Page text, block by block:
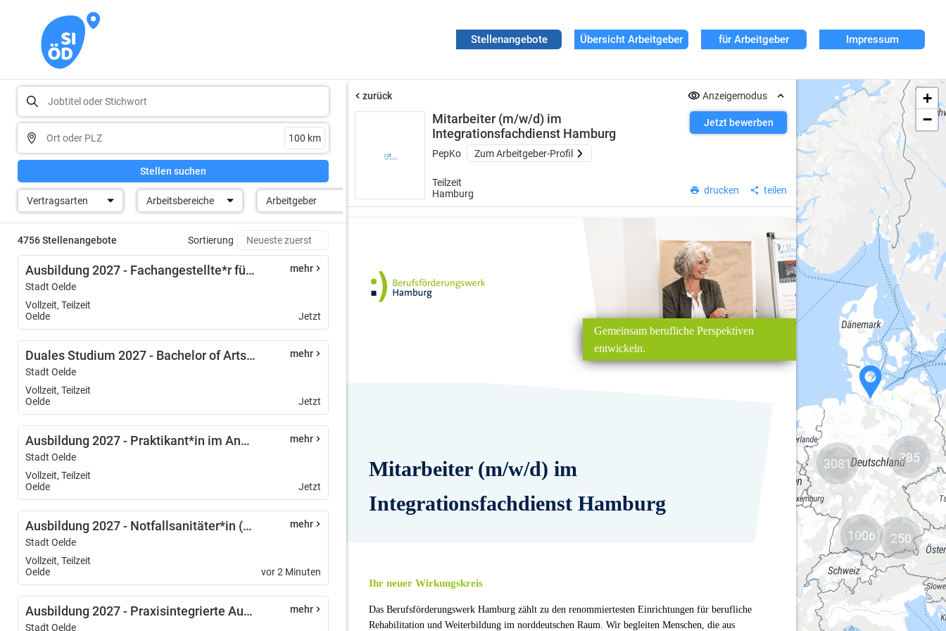
Stellenangebote Übersicht Arbeitgeber für Arbeitgeber Impressum
Stellen suchen
Vertragsarten Arbeitsbereiche Arbeitgeber
4756 Stellenangebote Sortierung
Ausbildung 2027 - Fachangestellte*r für Bäderbetriebe (m/w/d)
Stadt Oelde
Vollzeit, Teilzeit
Oelde
mehr
Jetzt
Duales Studium 2027 - Bachelor of Arts Verwaltung/BWL (m/w/d)
Stadt Oelde
Vollzeit, Teilzeit
Oelde
mehr
Jetzt
Ausbildung 2027 - Praktikant*in im Anerkennungsjahr als Erzieher*in (m/w/d)
Stadt Oelde
Vollzeit, Teilzeit
Oelde
mehr
Jetzt
Ausbildung 2027 - Notfallsanitäter*in (m/w/d)
Stadt Oelde
Vollzeit, Teilzeit
Oelde
mehr
vor 2 Minuten
Ausbildung 2027 - Praxisintegrierte Ausbildung zum/zur Erzieher*in (m/w/d)
Stadt Oelde
mehr
zurück Anzeigemodus
Mitarbeiter (m/w/d) im
Integrationsfachdienst Hamburg
PepKo Zum Arbeitgeber-Profil
Teilzeit
Hamburg
Jetzt bewerben
drucken teilen
3081
1006
385
250
+
−